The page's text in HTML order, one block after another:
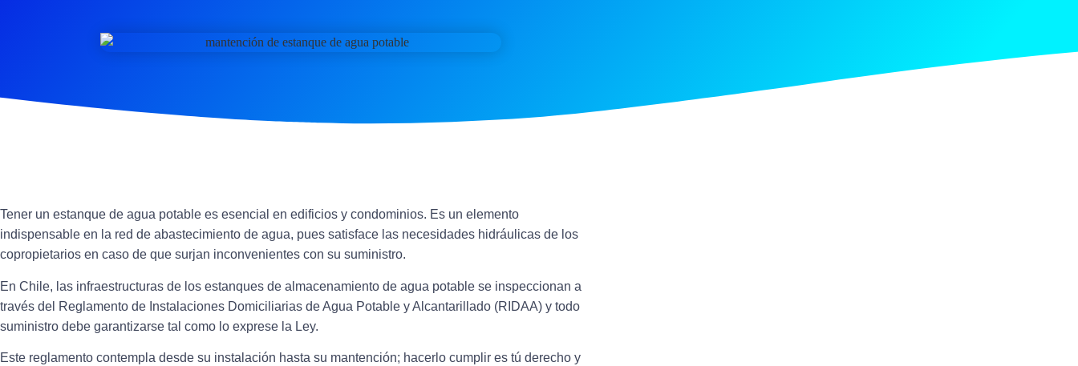
Tener un estanque de agua potable es esencial en edificios y condominios. Es un elemento
indispensable en la red de abastecimiento de agua, pues satisface las necesidades hidráulicas de los
copropietarios en caso de que surjan inconvenientes con su suministro.
En Chile, las infraestructuras de los estanques de almacenamiento de agua potable se inspeccionan a
través del Reglamento de Instalaciones Domiciliarias de Agua Potable y Alcantarillado (RIDAA) y todo
suministro debe garantizarse tal como lo exprese la Ley.
Este reglamento contempla desde su instalación hasta su mantención; hacerlo cumplir es tú derecho y